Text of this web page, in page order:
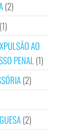
(2)
(1)
AO
PENAL (1)
(2)
(2)